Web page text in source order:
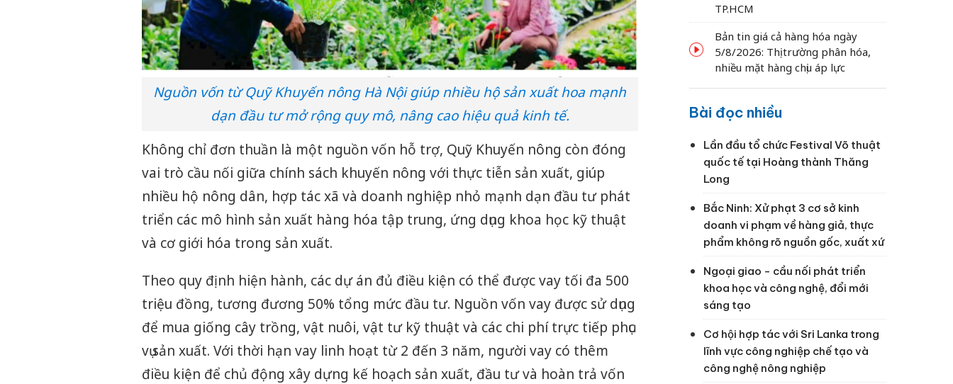
Nguồn vốn từ Quỹ Khuyến nông Hà Nội giúp nhiều hộ sản xuất hoa mạnh
dạn đầu tư mở rộng quy mô, nâng cao hiệu quả kinh tế.
Không chỉ đơn thuần là một nguồn vốn hỗ trợ, Quỹ Khuyến nông còn đóng
vai trò cầu nối giữa chính sách khuyến nông với thực tiễn sản xuất, giúp
nhiều hộ nông dân, hợp tác xã và doanh nghiệp nhỏ mạnh dạn đầu tư phát
triển các mô hình sản xuất hàng hóa tập trung, ứng dụng khoa học kỹ thuật
và cơ giới hóa trong sản xuất.
Theo quy định hiện hành, các dự án đủ điều kiện có thể được vay tối đa 500
triệu đồng, tương đương 50% tổng mức đầu tư. Nguồn vốn vay được sử dụng
để mua giống cây trồng, vật nuôi, vật tư kỹ thuật và các chi phí trực tiếp phục
vụ sản xuất. Với thời hạn vay linh hoạt từ 2 đến 3 năm, người vay có thêm
điều kiện để chủ động xây dựng kế hoạch sản xuất, đầu tư và hoàn trả vốn
TP.HCM
Bản tin giá cả hàng hóa ngày
5/8/2026: Thị trường phân hóa,
nhiều mặt hàng chịu áp lực
Bài đọc nhiều
Lần đầu tổ chức Festival Võ thuật
quốc tế tại Hoàng thành Thăng
Long
Bắc Ninh: Xử phạt 3 cơ sở kinh
doanh vi phạm về hàng giả, thực
phẩm không rõ nguồn gốc, xuất xứ
Ngoại giao - cầu nối phát triển
khoa học và công nghệ, đổi mới
sáng tạo
Cơ hội hợp tác với Sri Lanka trong
lĩnh vực công nghiệp chế tạo và
công nghệ nông nghiệp